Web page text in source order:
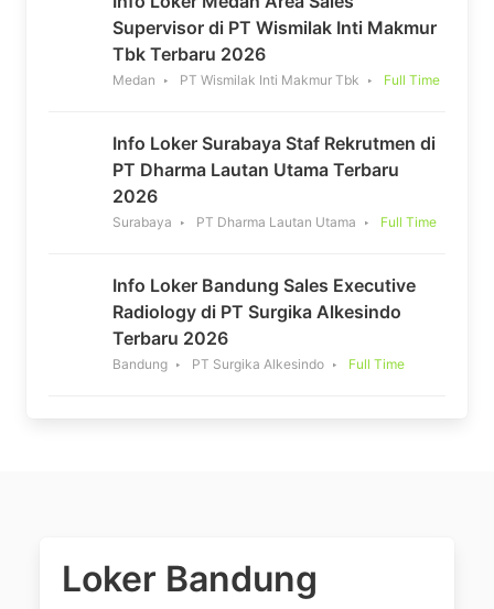
Supervisor di PT Wismilak Inti Makmur
Tbk Terbaru 2026
Medan PT Wismilak Inti Makmur Tbk Full Time
Info Loker Surabaya Staf Rekrutmen di
PT Dharma Lautan Utama Terbaru
2026
Surabaya PT Dharma Lautan Utama Full Time
Info Loker Bandung Sales Executive
Radiology di PT Surgika Alkesindo
Terbaru 2026
Bandung PT Surgika Alkesindo Full Time
Loker Bandung